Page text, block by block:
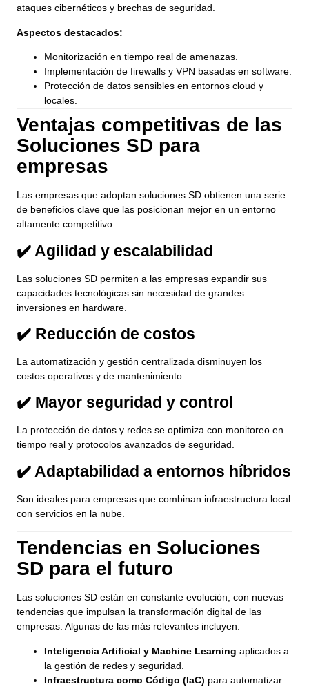
ataques cibernéticos y brechas de seguridad.
Aspectos destacados:
Monitorización en tiempo real de amenazas.
Implementación de firewalls y VPN basadas en software.
Protección de datos sensibles en entornos cloud y
locales.
Ventajas competitivas de las
Soluciones SD para
empresas
Las empresas que adoptan soluciones SD obtienen una serie
de beneficios clave que las posicionan mejor en un entorno
altamente competitivo.
✔️ Agilidad y escalabilidad
Las soluciones SD permiten a las empresas expandir sus
capacidades tecnológicas sin necesidad de grandes
inversiones en hardware.
✔️ Reducción de costos
La automatización y gestión centralizada disminuyen los
costos operativos y de mantenimiento.
✔️ Mayor seguridad y control
La protección de datos y redes se optimiza con monitoreo en
tiempo real y protocolos avanzados de seguridad.
✔️ Adaptabilidad a entornos híbridos
Son ideales para empresas que combinan infraestructura local
con servicios en la nube.
Tendencias en Soluciones
SD para el futuro
Las soluciones SD están en constante evolución, con nuevas
tendencias que impulsan la transformación digital de las
empresas. Algunas de las más relevantes incluyen:
Inteligencia Artificial y Machine Learning aplicados a
la gestión de redes y seguridad.
Infraestructura como Código (IaC) para automatizar